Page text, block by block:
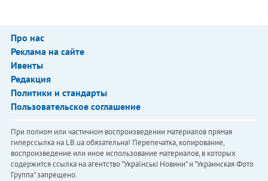
Про нас
Реклама на сайте
Ивенты
Редакция
Политики и стандарты
Пользовательское соглашение
При полном или частичном воспроизведении материалов прямая
гиперссылка на LB.ua обязательна! Перепечатка, копирование,
воспроизведение или иное использование материалов, в которых
содержится ссылка на агентство "Українськi Новини" и "Украинская Фото
Группа" запрещено.